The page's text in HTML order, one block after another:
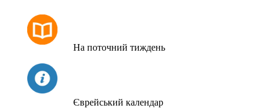
На поточний тиждень
Єврейський календар